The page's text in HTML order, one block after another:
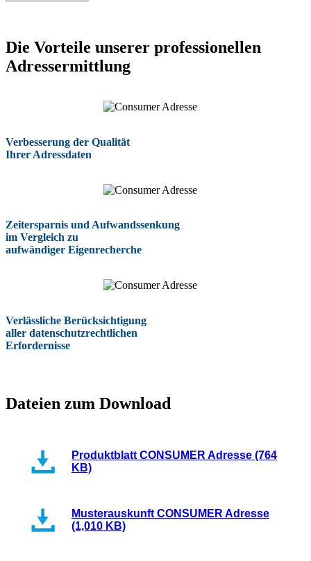
Die Vorteile unserer professionellen
Adressermittlung
Verbesserung der Qualität
Ihrer Adressdaten
Zeitersparnis und Aufwandssenkung
im Vergleich zu
aufwändiger Eigenrecherche
Verlässliche Berücksichtigung
aller datenschutzrechtlichen
Erfordernisse
Dateien zum Download
Produktblatt CONSUMER Adresse (764
KB)
Musterauskunft CONSUMER Adresse
(1,010 KB)